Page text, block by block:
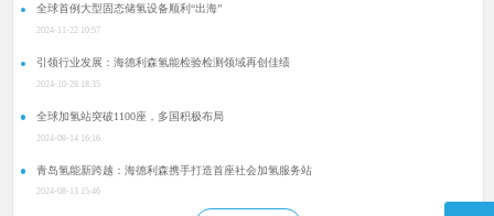
全球首例大型固态储氢设备顺利“出海”
2024-11-22 10:57
引领行业发展：海德利森氢能检验检测领域再创佳绩
2024-10-28 18:35
全球加氢站突破1100座，多国积极布局
2024-08-14 16:16
青岛氢能新跨越：海德利森携手打造首座社会加氢服务站
2024-08-13 15:46